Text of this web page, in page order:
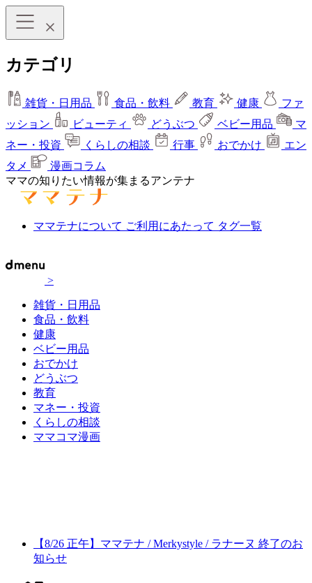
カテゴリ
雑貨・日用品 食品・飲料 教育 健康
ファ
ッション
ビューティ どうぶつ ベビー用品
マ
ネー・投資
くらしの相談 行事 おでかけ
エン
タメ
漫画コラム
ママの知りたい情報が集まるアンテナ
ママテナについて ご利用にあたって タグ一覧
>
雑貨・日用品
食品・飲料
健康
ベビー用品
おでかけ
どうぶつ
教育
マネー・投資
くらしの相談
ママコマ漫画
【8/26 正午】ママテナ / Merkystyle / ラナーヌ 終了のお
知らせ